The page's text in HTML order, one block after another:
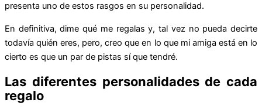
presenta uno de estos rasgos en su personalidad.
En definitiva, dime qué me regalas y, tal vez no pueda decirte
todavía quién eres, pero, creo que en lo que mi amiga está en lo
cierto es que un par de pistas sí que tendré.
Las diferentes personalidades de cada
regalo